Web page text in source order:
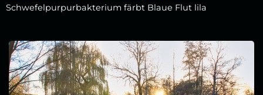
Schwefelpurpurbakterium färbt Blaue Flut lila